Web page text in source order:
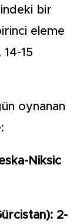
bir
eleme
14-15
oynanan
Niksic
2-